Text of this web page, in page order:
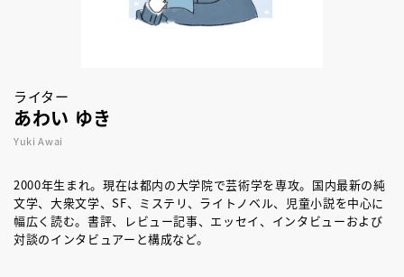
ライター
あわい ゆき
Yuki Awai
2000年生まれ。現在は都内の大学院で芸術学を専攻。国内最新の純
文学、大衆文学、SF、ミステリ、ライトノベル、児童小説を中心に
幅広く読む。書評、レビュー記事、エッセイ、インタビューおよび
対談のインタビュアーと構成など。